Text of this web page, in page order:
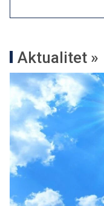
Aktualitet »